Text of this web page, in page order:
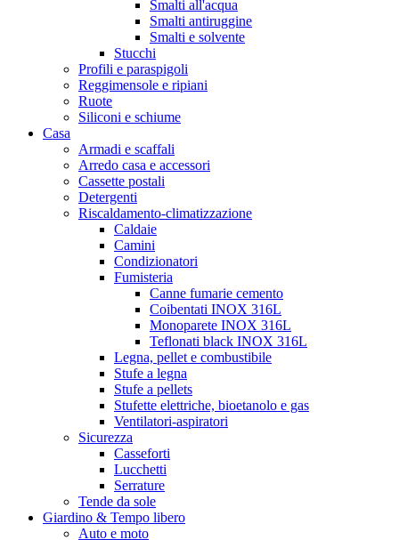
Smalti all'acqua
Smalti antiruggine
Smalti e solvente
Stucchi
Profili e paraspigoli
Reggimensole e ripiani
Ruote
Siliconi e schiume
Casa
Armadi e scaffali
Arredo casa e accessori
Cassette postali
Detergenti
Riscaldamento-climatizzazione
Caldaie
Camini
Condizionatori
Fumisteria
Canne fumarie cemento
Coibentati INOX 316L
Monoparete INOX 316L
Teflonati black INOX 316L
Legna, pellet e combustibile
Stufe a legna
Stufe a pellets
Stufette elettriche, bioetanolo e gas
Ventilatori-aspiratori
Sicurezza
Casseforti
Lucchetti
Serrature
Tende da sole
Giardino & Tempo libero
Auto e moto